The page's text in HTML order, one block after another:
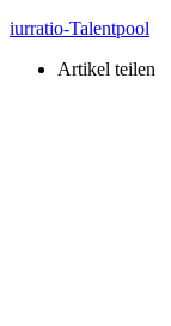
iurratio-Talentpool
Artikel teilen